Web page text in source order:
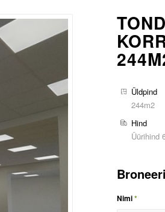
Üldpind
244m2
Hind
Üürihind
Nimi*